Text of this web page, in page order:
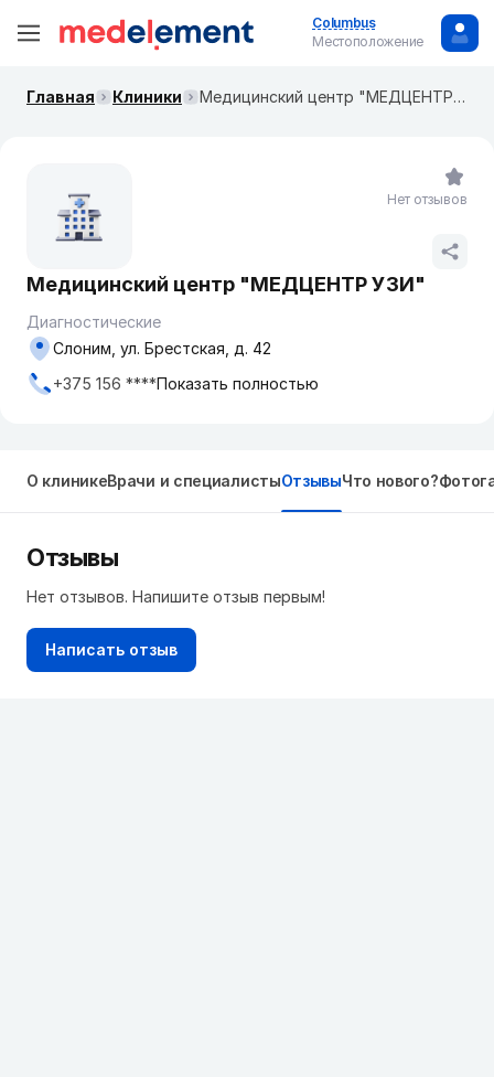
Columbus
Местоположение
Главная Клиники Медицинский центр "МЕДЦЕНТР УЗИ"
Медицинский центр "МЕДЦЕНТР УЗИ"
Диагностические
Слоним, ул. Брестская, д. 42
+375 156 ****Показать полностью
Нет отзывов
О клиникеВрачи и специалистыОтзывыЧто нового?
Отзывы
Нет отзывов. Напишите отзыв первым!
Написать отзыв